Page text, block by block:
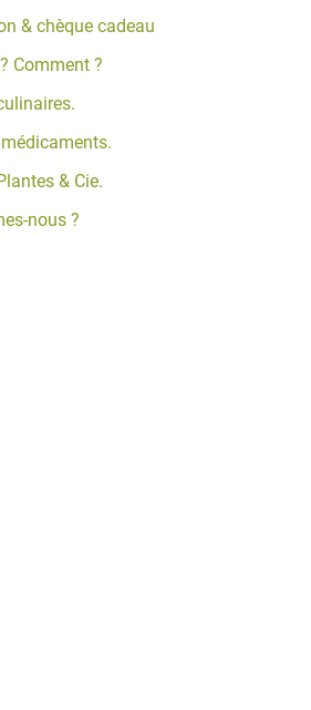
& chèque cadeau
Comment ?
& Cie.
nous ?